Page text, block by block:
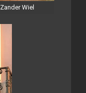
Zander Wiel